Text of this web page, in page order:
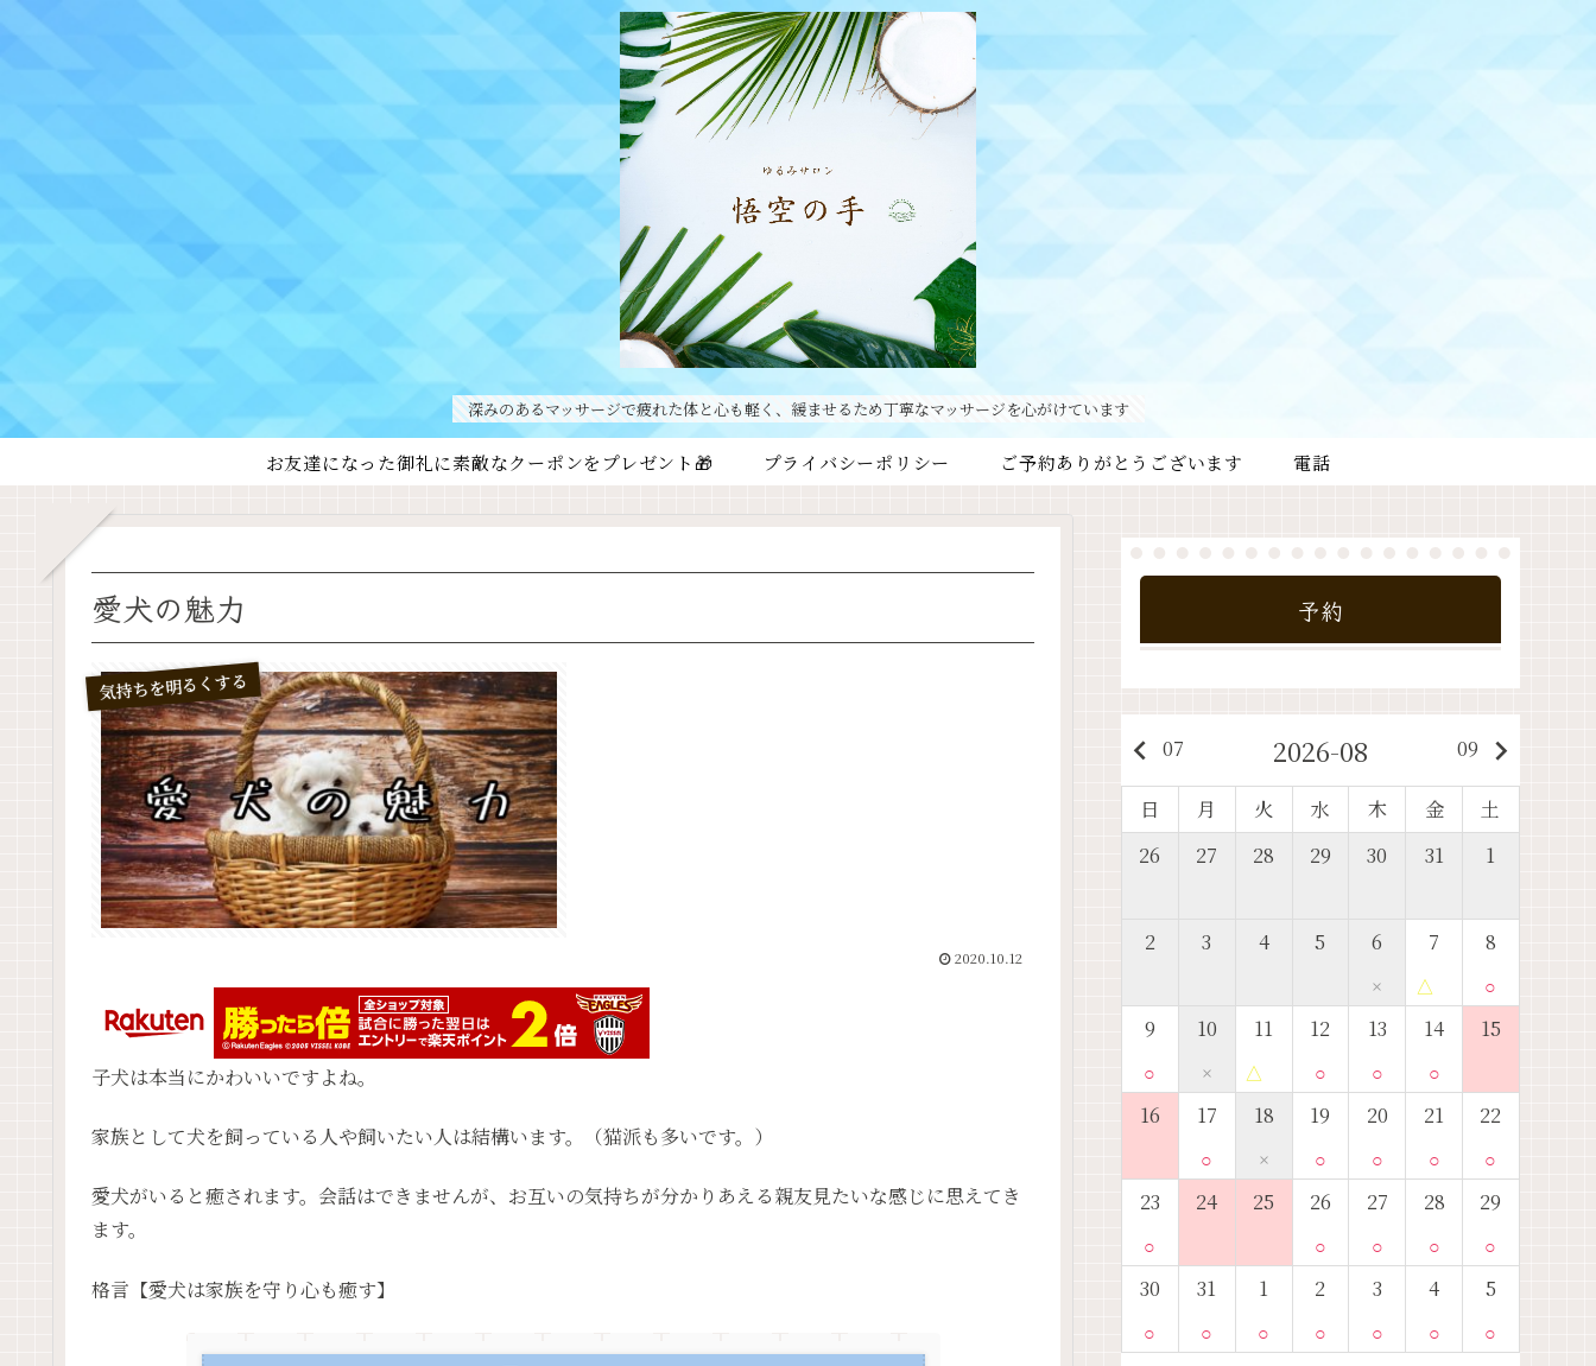
深みのあるマッサージで疲れた体と心も軽く、緩ませるため丁寧なマッサージを心がけています
お友達になった御礼に素敵なクーポンをプレゼント🎁 プライバシーポリシー ご予約ありがとうございます 電話
愛犬の魅力
気持ちを明るくする
2020.10.12
子犬は本当にかわいいですよね。
家族として犬を飼っている人や飼いたい人は結構います。（猫派も多いです。）
愛犬がいると癒されます。会話はできませんが、お互いの気持ちが分かりあえる親友見たいな感じに思えてき
ます。
格言【愛犬は家族を守り心も癒す】
予約
keyboard_arrow_left 07 2026-08 09 keyboard_arrow_right
日 月 火 水 木 金
土
26
27 28 29 30 31 1
2 3 4 5 6
×
7
△
8
○
9
○
10
×
11
△
12
○
13
○
14
○
15
16 17
○
18
×
19
○
20
○
21
○
22
○
23
○
24 25 26
○
27
○
28
○
29
○
30
○
31
○
1
○
2
○
3
○
4
○
5
○